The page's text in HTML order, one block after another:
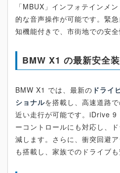
「MBUX」インフォテインメ
的な音声操作が可能です。緊
知機能付きで、市街地での安全
BMW X1 の最新安全
BMW X1 では、最新の ドライ
ショナルを搭載し、高速道路
近い走行が可能です。iDrive 9
ーコントロールにも対応し、
減します。さらに、衝突回避
も搭載し、家族でのドライブも